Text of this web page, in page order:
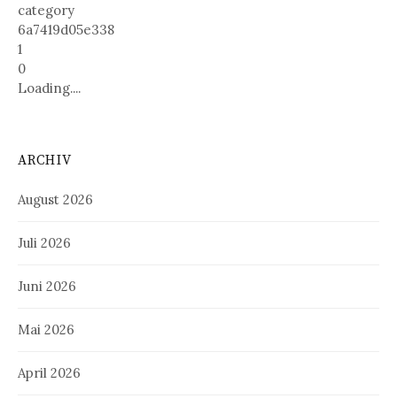
category
6a7419d05e338
1
0
Loading....
ARCHIV
August 2026
Juli 2026
Juni 2026
Mai 2026
April 2026